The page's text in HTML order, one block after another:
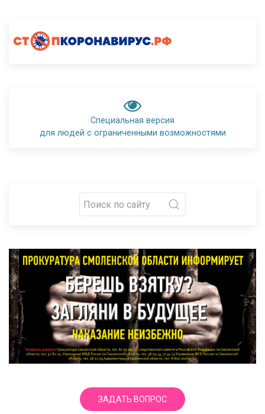
Специальная версия
для людей с ограниченными возможностями
ЗАДАТЬ ВОПРОС